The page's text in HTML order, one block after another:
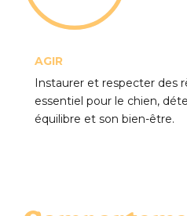
AGIR
Instaurer et respecter des
essentiel pour le chien,
équilibre et son bien-être.